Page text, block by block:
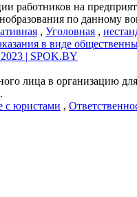
работников на
по данному
, Уголовная ,
в виде
| SPOK.BY
лица в организацию
с юристами ,